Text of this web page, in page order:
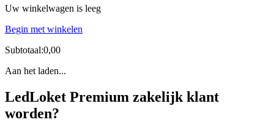
Uw winkelwagen is leeg
Begin met winkelen
Subtotaal:0,00
Aan het laden...
LedLoket Premium zakelijk klant
worden?